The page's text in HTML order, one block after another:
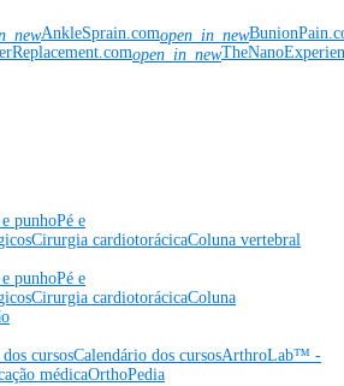
AnkleSprain.comopen_in_new
open_in_new
punhoPé e
Cirurgia cardiotorácicaColuna vertebral
punhoPé e
Cirurgia cardiotorácicaColuna
cursosCalendário dos cursosArthroLab™ -
médicaOrthoPedia